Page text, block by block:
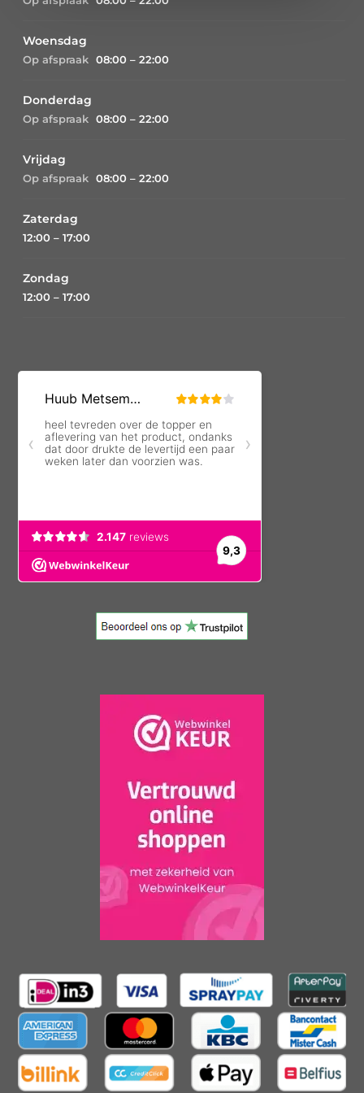
Woensdag
Op afspraak 08:00 – 22:00
Donderdag
Op afspraak 08:00 – 22:00
Vrijdag
Op afspraak 08:00 – 22:00
Zaterdag
12:00 – 17:00
Zondag
12:00 – 17:00